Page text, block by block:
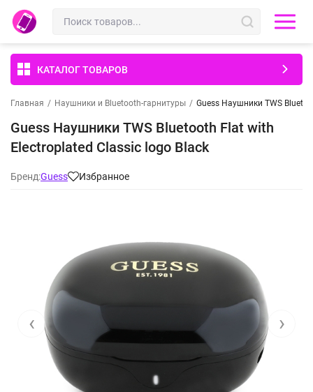
КАТАЛОГ ТОВАРОВ
Главная / Наушники и Bluetooth-гарнитуры / Guess Наушники TWS
Guess Наушники TWS Bluetooth Flat with
Electroplated Classic logo Black
Бренд:Guess Избранное
‹ ›